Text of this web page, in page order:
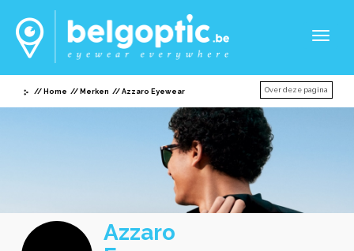
Home Merken Azzaro Eyewear Over deze pagina
Azzaro